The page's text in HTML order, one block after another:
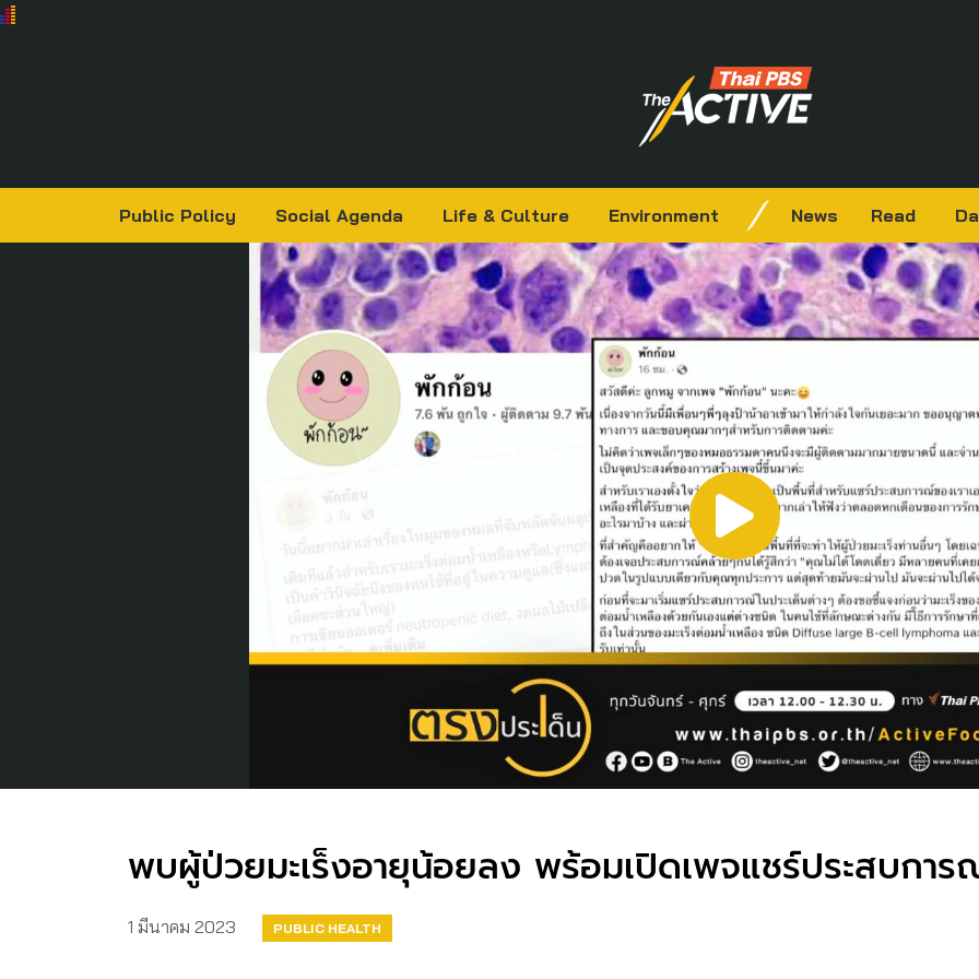
Public Policy Social Agenda Life & Culture Environment News Read
พบผู้ป่วยมะเร็งอายุน้อยลง พร้อมเปิดเพจแชร์ประสบกา
1 มีนาคม 2023 PUBLIC HEALTH